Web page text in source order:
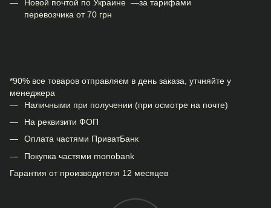
Новой почтой по Украине —за тарифами
перевозчика от 70 грн
*90% все товаров отправляєм в день заказа, утчняйте у
менеджера
Наличными при получении (при осмотре на почте)
На реквизити ФОП
Оплата частями ПриватБанк
Покупка частями monobank
Гарантия от производителя 12 месяцев